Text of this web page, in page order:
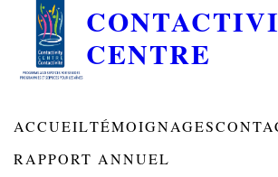
CENTRE
ACCUEILTÉMOIGNAGES
RAPPORT ANNUEL